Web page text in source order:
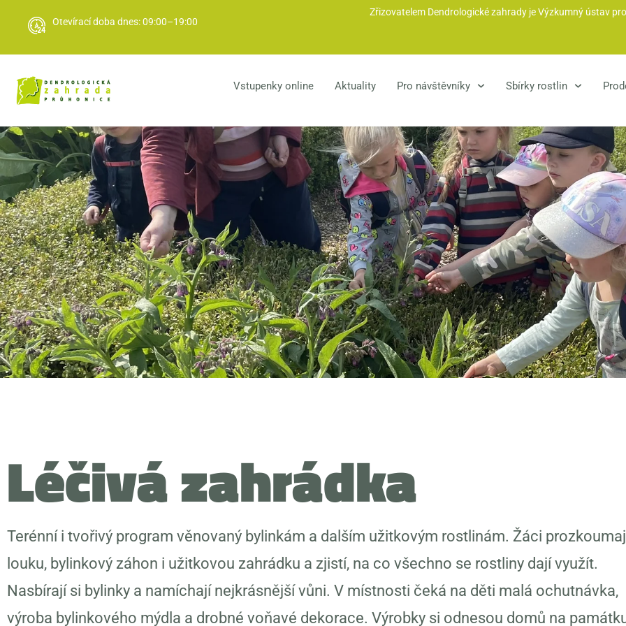
Otevírací doba dnes: 09:00–19:00
Zřizovatelem Dendrologické zahrady je Výzkumný ústav
Vstupenky online Aktuality Pro návštěvníky Sbírky rostlin
Léčivá zahrádka
Terénní i tvořivý program věnovaný bylinkám a dalším užitkovým rostlinám. Žáci
louku, bylinkový záhon i užitkovou zahrádku a zjistí, na co všechno se rostliny dají využít.
Nasbírají si bylinky a namíchají nejkrásnější vůni. V místnosti čeká na děti malá ochutnávka,
výroba bylinkového mýdla a drobné voňavé dekorace. Výrobky si odnesou domů na